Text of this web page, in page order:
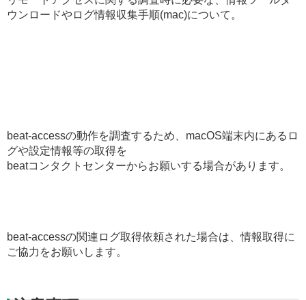
ウンロードやログ情報収集手順(mac)について。
beat-accessの動作を調査するため、macOS端末内にあるロ
グや設定情報等の取得を
beatコンタクトセンターからお願いする場合があります。
beat-accessの関連ログ取得依頼された場合は、情報取得に
ご協力をお願いします。